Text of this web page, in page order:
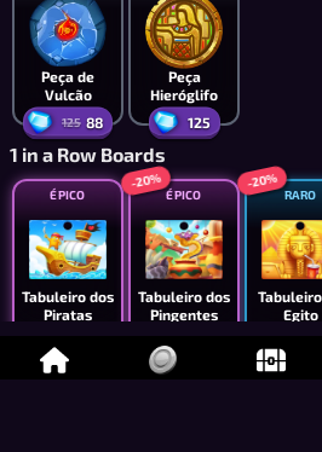
Peça de
Vulcão
125 88
Peça
Hieróglifo
125
1 in a Row Boards
ÉPICO
Tabuleiro dos
Piratas
75,000
ÉPICO
Tabuleiro dos
Pingentes
40,000
-20%
RARO
Egito
-20%
ÉPICO
-20%